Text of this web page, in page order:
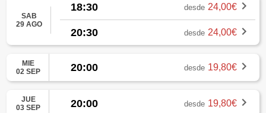
SAB
29 AGO
18:30 desde 24,00€
20:30 desde 24,00€
MIE
02 SEP
20:00 desde 19,80€
JUE
03 SEP
20:00 desde 19,80€